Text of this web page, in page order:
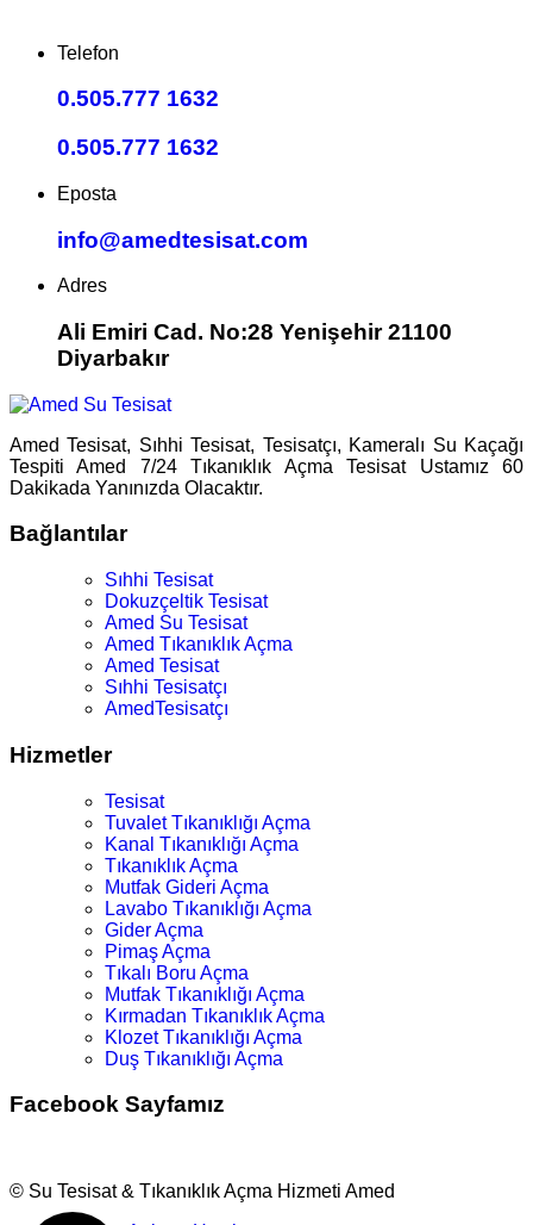
Telefon
0.505.777 1632
0.505.777 1632
Eposta
info@amedtesisat.com
Adres
Ali Emiri Cad. No:28 Yenişehir 21100
Diyarbakır
Amed Tesisat, Sıhhi Tesisat, Tesisatçı, Kameralı Su Kaçağı
Tespiti Amed 7/24 Tıkanıklık Açma Tesisat Ustamız 60
Dakikada Yanınızda Olacaktır.
Bağlantılar
Sıhhi Tesisat
Dokuzçeltik Tesisat
Amed Su Tesisat
Amed Tıkanıklık Açma
Amed Tesisat
Sıhhi Tesisatçı
AmedTesisatçı
Hizmetler
Tesisat
Tuvalet Tıkanıklığı Açma
Kanal Tıkanıklığı Açma
Tıkanıklık Açma
Mutfak Gideri Açma
Lavabo Tıkanıklığı Açma
Gider Açma
Pimaş Açma
Tıkalı Boru Açma
Mutfak Tıkanıklığı Açma
Kırmadan Tıkanıklık Açma
Klozet Tıkanıklığı Açma
Duş Tıkanıklığı Açma
Facebook Sayfamız
© Su Tesisat & Tıkanıklık Açma Hizmeti Amed